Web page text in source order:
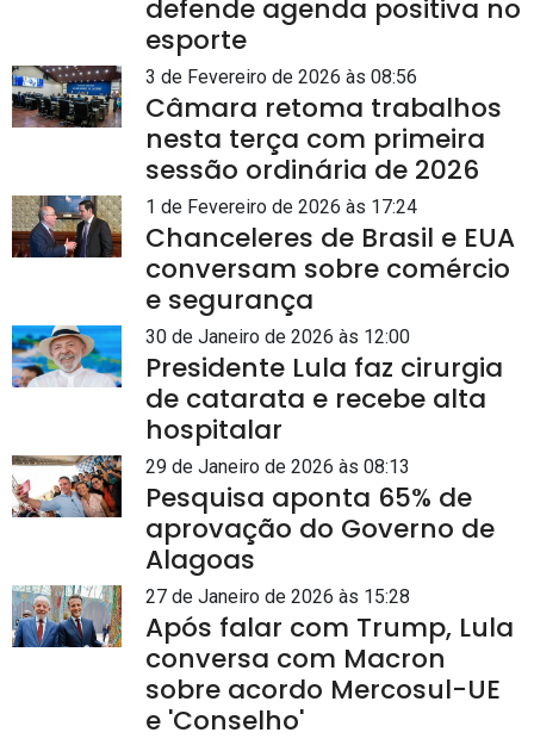
defende agenda positiva no
esporte
3 de Fevereiro de 2026 às 08:56
Câmara retoma trabalhos
nesta terça com primeira
sessão ordinária de 2026
1 de Fevereiro de 2026 às 17:24
Chanceleres de Brasil e EUA
conversam sobre comércio
e segurança
30 de Janeiro de 2026 às 12:00
Presidente Lula faz cirurgia
de catarata e recebe alta
hospitalar
29 de Janeiro de 2026 às 08:13
Pesquisa aponta 65% de
aprovação do Governo de
Alagoas
27 de Janeiro de 2026 às 15:28
Após falar com Trump, Lula
conversa com Macron
sobre acordo Mercosul-UE
e 'Conselho'